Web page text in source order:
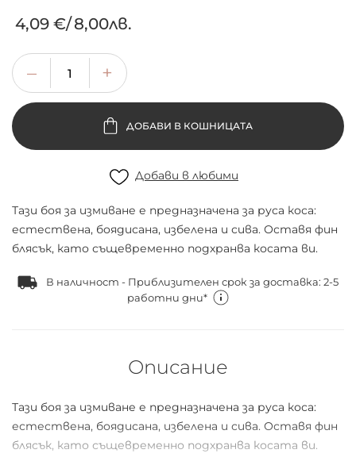
4,09 €/8,00лв.
ДОБАВИ В КОШНИЦАТА
Добави в любими
Тази боя за измиване е предназначена за руса коса:
естествена, боядисана, избелена и сива. Оставя фин
блясък, като същевременно подхранва косата ви.
В наличност - Приблизителен срок за доставка: 2-5
работни дни*
Описание
Тази боя за измиване е предназначена за руса коса:
естествена, боядисана, избелена и сива. Оставя фин
блясък, като същевременно подхранва косата ви.